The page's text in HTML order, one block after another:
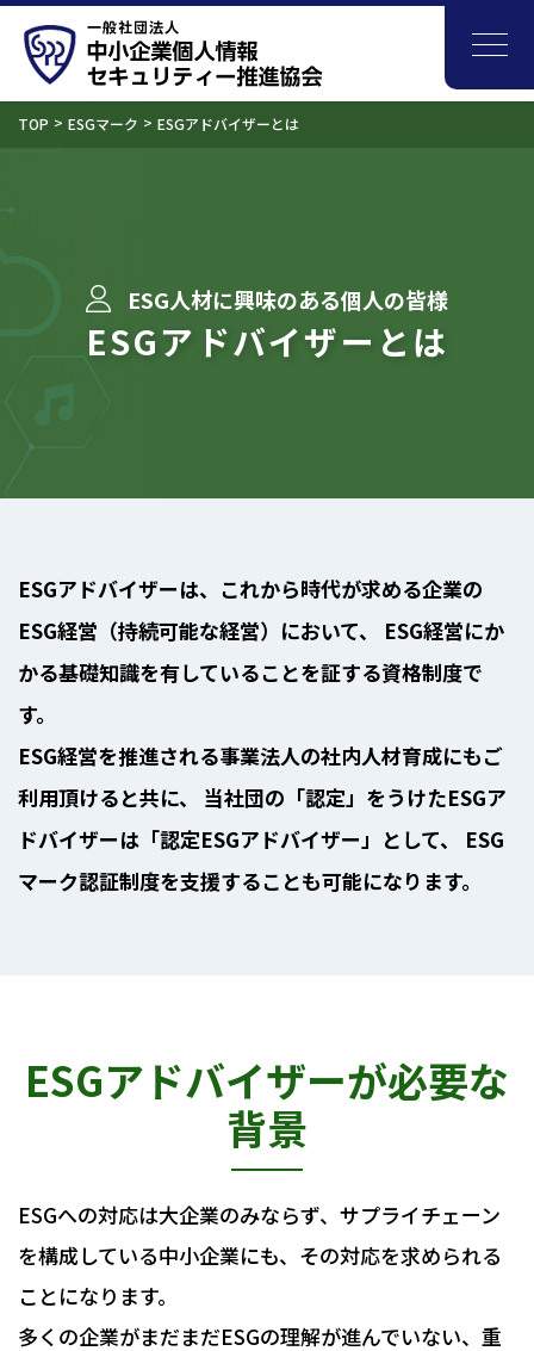
TOP ESGマーク ESGアドバイザーとは
ESGアドバイザーとは
ESG人材に興味のある個人の皆様
ESGアドバイザーは、これから時代が求める企業の
ESG経営（持続可能な経営）において、
ESG経営にか
かる基礎知識を有していることを証する資格制度で
す。
ESG経営を推進される事業法人の社内人材育成にもご
利用頂けると共に、
当社団の「認定」をうけたESGア
ドバイザーは「認定ESGアドバイザー」として、
ESG
マーク認証制度を支援することも可能になります。
ESGアドバイザーが必要な
背景
ESGへの対応は大企業のみならず、サプライチェーン
を構成している中小企業にも、その対応を求められる
ことになります。
多くの企業がまだまだESGの理解が進んでいない、重